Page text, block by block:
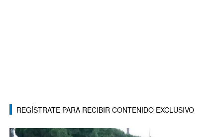
REGÍSTRATE PARA RECIBIR CONTENIDO EXCLUSIVO